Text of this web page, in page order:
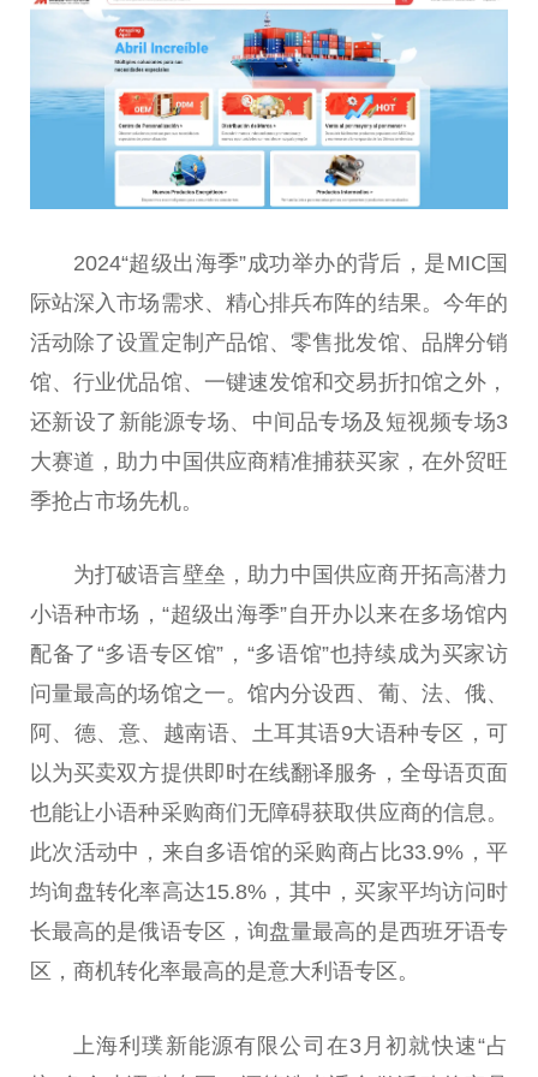
2024“超级出海季”成功举办的背后，是MIC国
际站深入市场需求、精心排兵布阵的结果。今年的
活动除了设置定制产品馆、零售批发馆、品牌分销
馆、行业优品馆、一键速发馆和交易折扣馆之外，
还新设了新能源专场、中间品专场及短视频专场3
大赛道，助力中国供应商精准捕获买家，在外贸旺
季抢占市场先机。
为打破语言壁垒，助力中国供应商开拓高潜力
小语种市场，“超级出海季”自开办以来在多场馆内
配备了“多语专区馆”，“多语馆”也持续成为买家访
问量最高的场馆之一。馆内分设西、葡、法、俄、
阿、德、意、越南语、土耳其语9大语种专区，可
以为买卖双方提供即时在线翻译服务，全母语页面
也能让小语种采购商们无障碍获取供应商的信息。
此次活动中，来自多语馆的采购商占比33.9%，平
均询盘转化率高达15.8%，其中，买家平均访问时
长最高的是俄语专区，询盘量最高的是西班牙语专
区，商机转化率最高的是意大利语专区。
上海利璞新能源有限公司在3月初就快速“占